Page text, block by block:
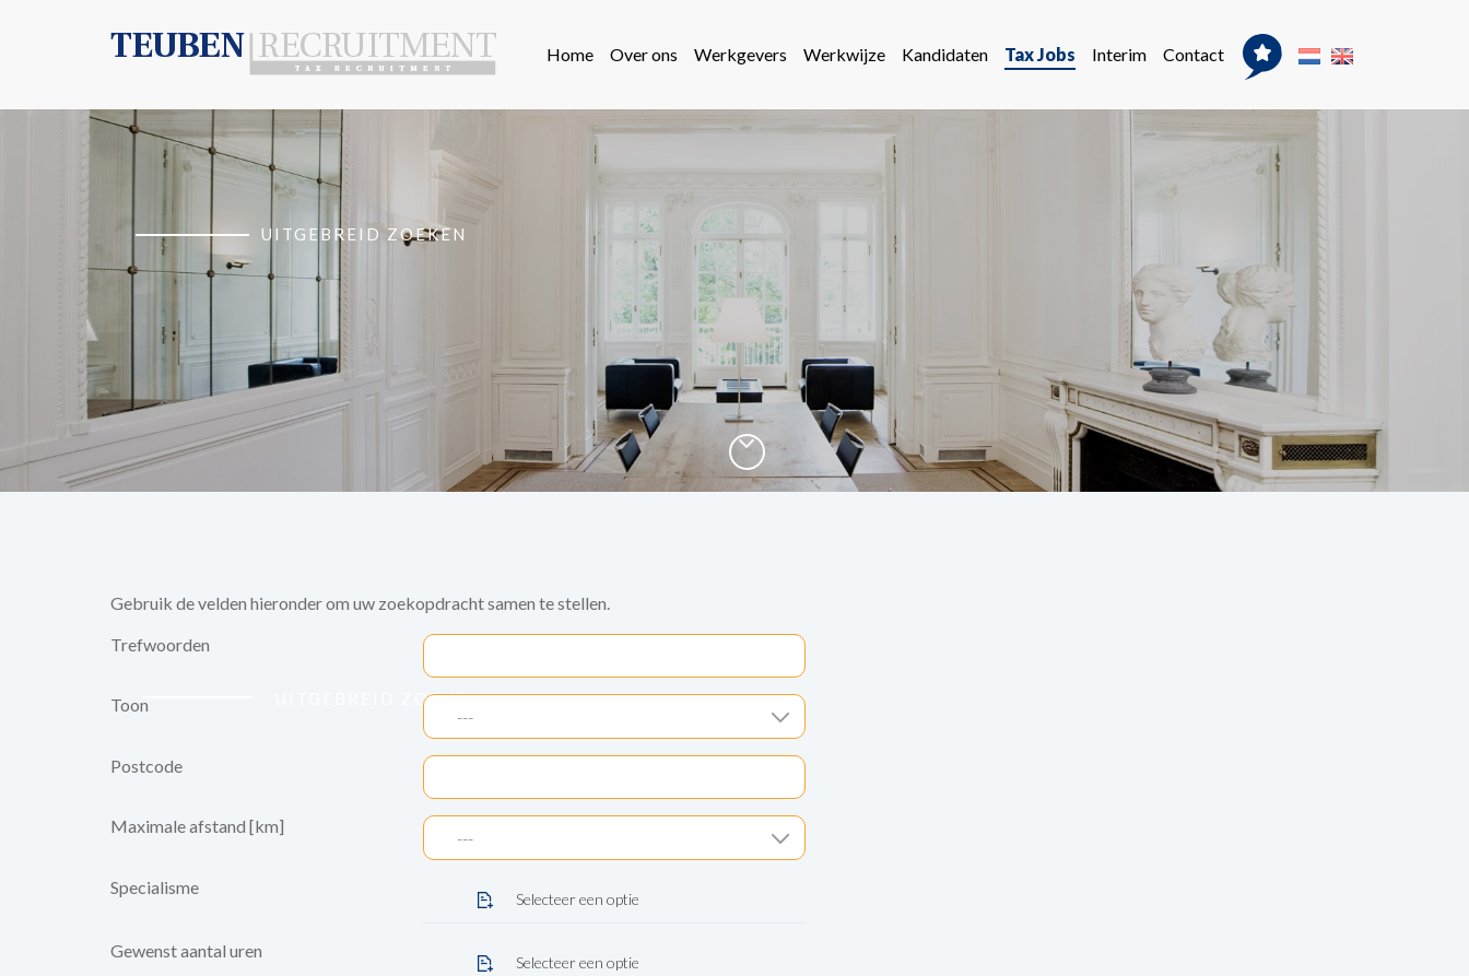
Home Over ons Werkgevers Werkwijze Kandidaten Tax Jobs Interim Contact
UITGEBREID ZOEKEN
UITGEBREID ZOEKEN
Gebruik de velden hieronder om uw zoekopdracht samen te stellen.
Trefwoorden
Toon
---
Postcode
Maximale afstand [km]
---
Specialisme
Gewenst aantal uren